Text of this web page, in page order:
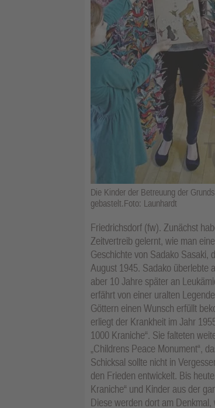
Die Kinder der Betreuung der
gebastelt.Foto: Launhardt
Friedrichsdorf (fw). Zunächst
Zeitvertreib gelernt, wie man
Geschichte von Sadako Sasaki,
August 1945. Sadako überlebte
aber 10 Jahre später an
erfährt von einer uralten
Göttern einen Wunsch erfüllt
erliegt der Krankheit im Jahr
1000 Kraniche“. Sie falteten
„Childrens Peace Monument“,
Schicksal sollte nicht in
den Frieden entwickelt. Bis
Kraniche“ und Kinder aus der
Diese werden dort am